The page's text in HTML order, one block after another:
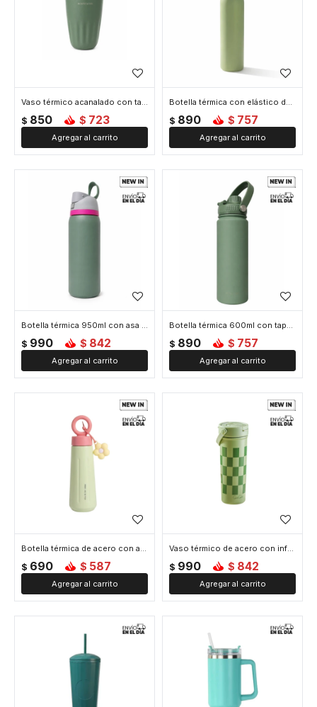
Vaso térmico acanalado con tapa 450ml - Verde
$ 850 $ 723
Botella térmica con elástico de agarre 700ml - Verde
$ 890 $ 757
Botella térmica 950ml con asa - Verde
$ 990 $ 842
Botella térmica 600ml con tapa rosca y asa - Verde
$ 890 $ 757
Botella térmica de acero con asa y colgante de flor 450ml - Verde
$ 690 $ 587
Vaso térmico de acero con infusor y asa - 610ml - Verde
$ 990 $ 842